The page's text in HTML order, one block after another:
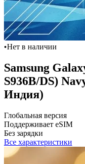
•Нет в наличии
Samsung
S936B/DS)
Индия)
Глобальная версия
Поддерживает eSIM
Без зарядки
Все характеристики